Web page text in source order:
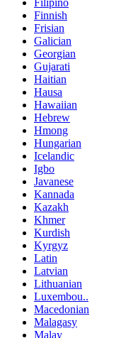
Filipino
Finnish
Frisian
Galician
Georgian
Gujarati
Haitian
Hausa
Hawaiian
Hebrew
Hmong
Hungarian
Icelandic
Igbo
Javanese
Kannada
Kazakh
Khmer
Kurdish
Kyrgyz
Latin
Latvian
Lithuanian
Luxembou..
Macedonian
Malagasy
Malay